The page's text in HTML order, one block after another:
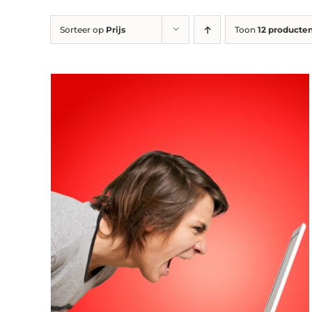
Sorteer op Prijs Toon 12